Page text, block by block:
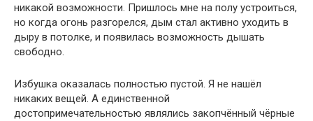
никакой возможности. Пришлось мне на полу устроиться,
но когда огонь разгорелся, дым стал активно уходить в
дыру в потолке, и появилась возможность дышать
свободно.
Избушка оказалась полностью пустой. Я не нашёл
никаких вещей. А единственной
достопримечательностью являлись закопчённый чёрные